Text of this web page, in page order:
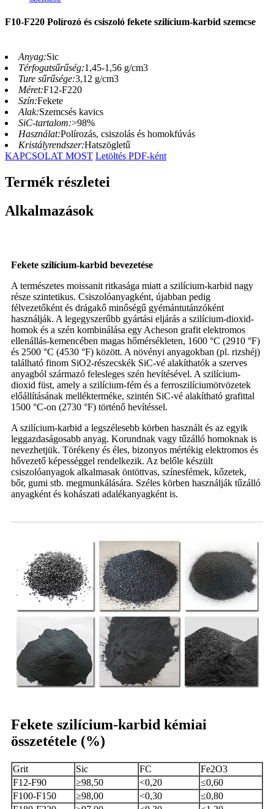
F10-F220 Polírozó és csiszoló fekete szilícium-karbid szemcse
Anyag:Sic
Térfogatsűrűség:1,45-1,56 g/cm3
Ture sűrűsége:3,12 g/cm3
Méret:F12-F220
Szín:Fekete
Alak:Szemcsés kavics
SiC-tartalom:>98%
Használat:Polírozás, csiszolás és homokfúvás
Kristályrendszer:Hatszögletű
KAPCSOLAT MOST Letöltés PDF-ként
Termék részletei
Alkalmazások
Fekete szilícium-karbid bevezetése
A természetes moissanit ritkasága miatt a szilícium-karbid nagy
része szintetikus. Csiszolóanyagként, újabban pedig
félvezetőként és drágakő minőségű gyémántutánzóként
használják. A legegyszerűbb gyártási eljárás a szilícium-dioxid-
homok és a szén kombinálása egy Acheson grafit elektromos
ellenállás-kemencében magas hőmérsékleten, 1600 °C (2910 °F)
és 2500 °C (4530 °F) között. A növényi anyagokban (pl. rizshéj)
található finom SiO2-részecskék SiC-vé alakíthatók a szerves
anyagból származó felesleges szén hevítésével. A szilícium-
dioxid füst, amely a szilícium-fém és a ferroszilíciumötvözetek
előállításának mellékterméke, szintén SiC-vé alakítható grafittal
1500 °C-on (2730 °F) történő hevítéssel.
A szilícium-karbid a legszélesebb körben használt és az egyik
leggazdaságosabb anyag. Korundnak vagy tűzálló homoknak is
nevezhetjük. Törékeny és éles, bizonyos mértékig elektromos és
hővezető képességgel rendelkezik. Az belőle készült
csiszolóanyagok alkalmasak öntöttvas, színesfémek, kőzetek,
bőr, gumi stb. megmunkálására. Széles körben használják tűzálló
anyagként és kohászati ​​adalékanyagként is.
Fekete szilícium-karbid kémiai
összetétele (%)
Grit Sic FC
Fe2O3
F12-F90
≥98,50 <0,20
≤0,60
F100-F150
≥98,00 <0,30
≤0,80